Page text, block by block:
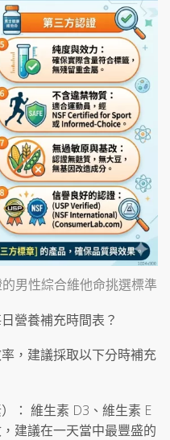
男性綜合維他命挑選標準
營養補充時間表？
，建議採取以下分時補充
： 維生素 D3、維生素 E
建議在一天當中最豐盛的